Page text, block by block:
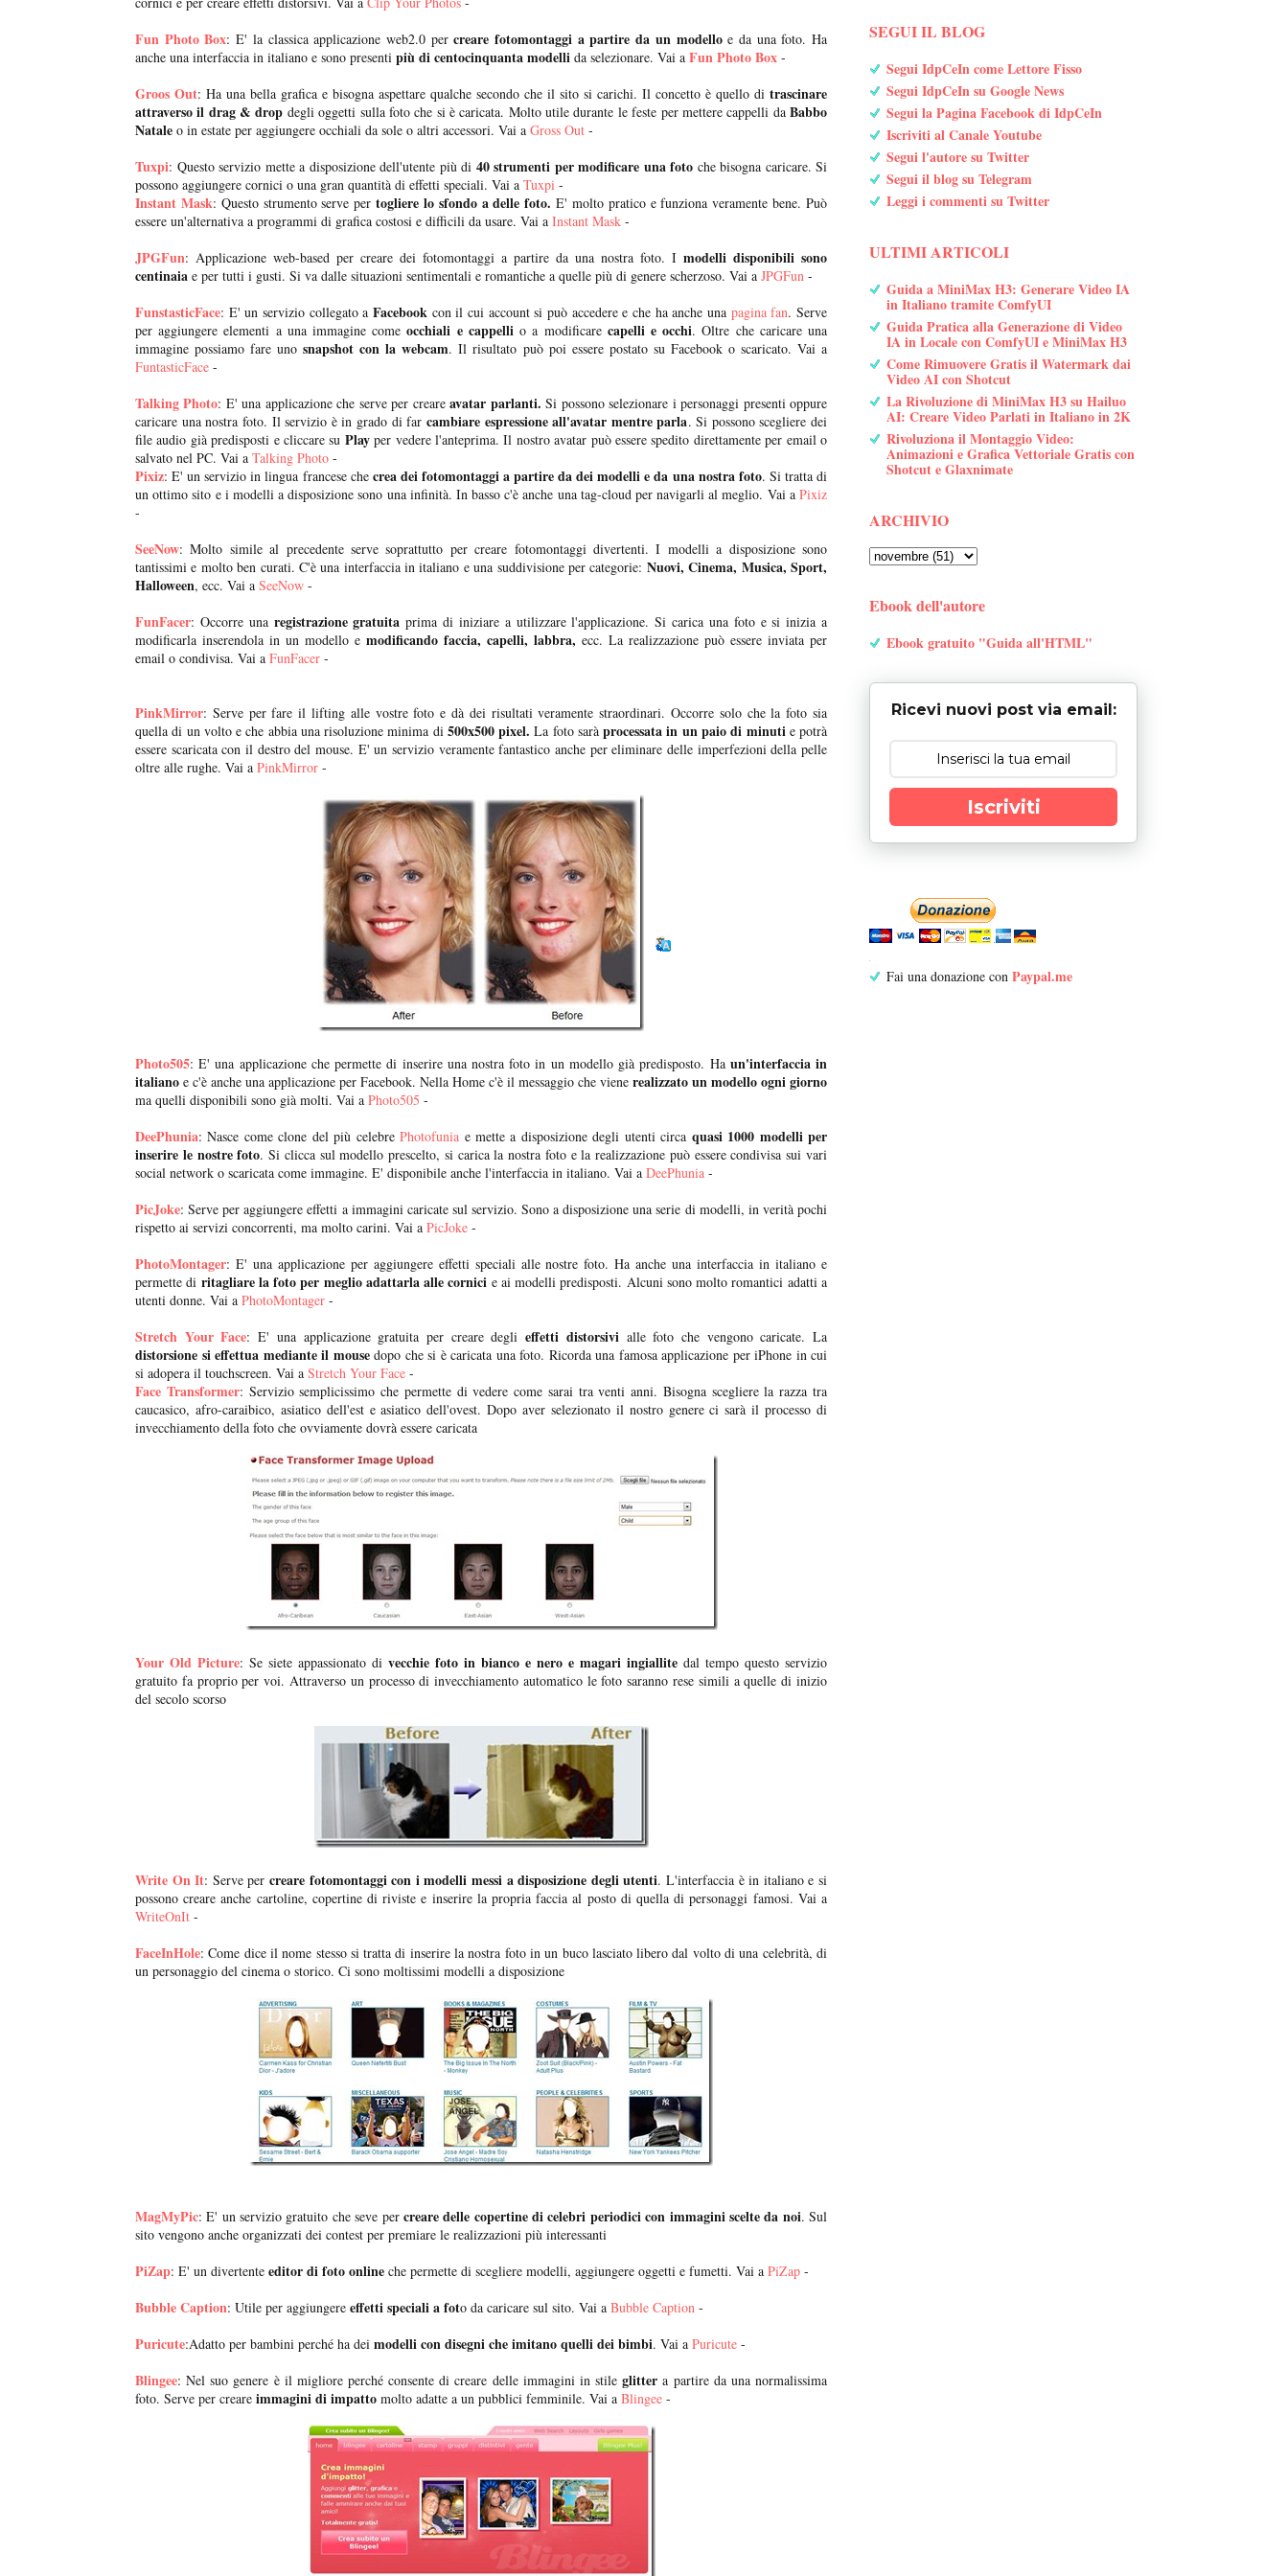
Fun Photo Box: E' la classica applicazione web2.0 percreare fotomontaggi a partire da un modelloe da una foto. Ha
anche una interfaccia in italiano e sono presenti più di centocinquanta modelli da selezionare. Vai a Fun Photo Box -
Groos Out: Ha una bella grafica e bisogna aspettare qualche secondo che il sito si carichi. Il concetto è quello di trascinare
attraverso il drag & drop degli oggetti sulla foto che si è caricata. Molto utile durante le feste per mettere cappelli daBabbo
Natale o in estate per aggiungere occhiali da sole o altri accessori. Vai a Gross Out -
Tuxpi: Questo servizio mette a disposizione dell'utente più di 40 strumenti per modificare una foto che bisogna caricare. Si
possono aggiungere cornici o una gran quantità di effetti speciali. Vai a Tuxpi -
Instant Mask: Questo strumento serve pertogliere lo sfondo a delle foto. E' molto pratico e funziona veramente bene. Può
essere un'alternativa a programmi di grafica costosi e difficili da usare. Vai a Instant Mask -
JPGFun: Applicazione web-based per creare dei fotomontaggi a partire da una nostra foto. I modelli disponibili sono
centinaia e per tutti i gusti. Si va dalle situazioni sentimentali e romantiche a quelle più di genere scherzoso. Vai a JPGFun -
FunstasticFace: E' un servizio collegato a Facebook con il cui account si può accedere e che ha anche una pagina fan. Serve
per aggiungere elementi a una immagine come occhiali e cappellio a modificarecapelli e occhi. Oltre che caricare una
immagine possiamo fare unosnapshot con la webcam. Il risultato può poi essere postato su Facebook o scaricato. Vai a
FuntasticFace -
Talking Photo: E' una applicazione che serve per creareavatar parlanti.Si possono selezionare i personaggi presenti oppure
caricare una nostra foto. Il servizio è in grado di far cambiare espressione all'avatar mentre parla. Si possono scegliere dei
file audio già predisposti e cliccare su Playper vedere l'anteprima. Il nostro avatar può essere spedito direttamente per email o
salvato nel PC. Vai a Talking Photo -
Pixiz: E' un servizio in lingua francese che crea dei fotomontaggi a partire da dei modelli e da una nostra foto. Si tratta di
un ottimo sito e i modelli a disposizione sono una infinità. In basso c'è anche una tag-cloud per navigarli al meglio. Vai a Pixiz
-
SeeNow: Molto simile al precedente serve soprattutto per creare fotomontaggi divertenti. I modelli a disposizione sono
tantissimi e molto ben curati. C'è una interfaccia in italiano e una suddivisione per categorie: Nuovi, Cinema, Musica, Sport,
Halloween, ecc. Vai a SeeNow -
FunFacer: Occorre unaregistrazione gratuita prima di iniziare a utilizzare l'applicazione. Si carica una foto e si inizia a
modificarla inserendola in un modello e modificando faccia, capelli, labbra, ecc. La realizzazione può essere inviata per
email o condivisa. Vai a FunFacer -
PinkMirror: Serve per fare il lifting alle vostre foto e dà dei risultati veramente straordinari. Occorre solo che la foto sia
quella di un volto e che abbia una risoluzione minima di 500x500 pixel. La foto saràprocessata in un paio di minutie potrà
essere scaricata con il destro del mouse. E' un servizio veramente fantastico anche per eliminare delle imperfezioni della pelle
oltre alle rughe. Vai a PinkMirror -
Photo505: E' una applicazione che permette di inserire una nostra foto in un modello già predisposto. Ha un'interfaccia in
italiano e c'è anche una applicazione per Facebook. Nella Home c'è il messaggio che viene realizzato un modello ogni giorno
ma quelli disponibili sono già molti. Vai a Photo505 -
DeePhunia: Nasce come clone del più celebrePhotofunia e mette a disposizione degli utenti circa quasi 1000 modelli per
inserire le nostre foto. Si clicca sul modello prescelto, si carica la nostra foto e la realizzazione può essere condivisa sui vari
social network o scaricata come immagine. E' disponibile anche l'interfaccia in italiano. Vai a DeePhunia -
PicJoke: Serve per aggiungere effetti a immagini caricate sul servizio. Sono a disposizione una serie di modelli, in verità pochi
rispetto ai servizi concorrenti, ma molto carini. Vai a PicJoke -
PhotoMontager: E' una applicazione per aggiungere effetti speciali alle nostre foto. Ha anche una interfaccia in italiano e
permette di ritagliare la foto per meglio adattarla alle cornici e ai modelli predisposti. Alcuni sono molto romantici adatti a
utenti donne. Vai a PhotoMontager -
Stretch Your Face: E' una applicazione gratuita per creare deglieffetti distorsivialle foto che vengono caricate. La
distorsione si effettua mediante il mouse dopo che si è caricata una foto. Ricorda una famosa applicazione per iPhone in cui
si adopera il touchscreen. Vai a Stretch Your Face -
Face Transformer: Servizio semplicissimo che permette di vedere come sarai tra venti anni. Bisogna scegliere la razza tra
caucasico, afro-caraibico, asiatico dell'est e asiatico dell'ovest. Dopo aver selezionato il nostro genere ci sarà il processo di
invecchiamento della foto che ovviamente dovrà essere caricata
Your Old Picture: Se siete appassionato di vecchie foto in bianco e nero e magari ingiallite dal tempo questo servizio
gratuito fa proprio per voi. Attraverso un processo di invecchiamento automatico le foto saranno rese simili a quelle di inizio
del secolo scorso
Write On It: Serve per creare fotomontaggi con i modelli messi a disposizione degli utenti. L'interfaccia è in italiano e si
possono creare anche cartoline, copertine di riviste e inserire la propria faccia al posto di quella di personaggi famosi. Vai a
WriteOnIt -
FaceInHole: Come dice il nome stesso si tratta di inserire la nostra foto in un buco lasciato libero dal volto di una celebrità, di
un personaggio del cinema o storico. Ci sono moltissimi modelli a disposizione
MagMyPic: E' un servizio gratuito che seve per creare delle copertine di celebri periodici con immagini scelte da noi. Sul
sito vengono anche organizzati dei contest per premiare le realizzazioni più interessanti
PiZap: E' un divertente editor di foto online che permette di scegliere modelli, aggiungere oggetti e fumetti. Vai a PiZap -
Bubble Caption: Utile per aggiungere effetti speciali a foto da caricare sul sito. Vai a Bubble Caption -
Puricute:Adatto per bambini perché ha dei modelli con disegni che imitano quelli dei bimbi. Vai a Puricute -
Blingee: Nel suo genere è il migliore perché consente di creare delle immagini in stileglitter a partire da una normalissima
foto. Serve per creare immagini di impatto molto adatte a un pubblici femminile. Vai a Blingee -
SEGUI IL BLOG
Segui IdpCeIn come Lettore Fisso
Segui IdpCeIn su Google News
Segui la Pagina Facebook di IdpCeIn
Iscriviti al Canale Youtube
Segui l'autore su Twitter
Segui il blog su Telegram
Leggi i commenti su Twitter
ULTIMI ARTICOLI
Guida a MiniMax H3: Generare Video IA
in Italiano tramite ComfyUI
Guida Pratica alla Generazione di Video
IA in Locale con ComfyUI e MiniMax H3
Come Rimuovere Gratis il Watermark dai
Video AI con Shotcut
La Rivoluzione di MiniMax H3 su Hailuo
AI: Creare Video Parlati in Italiano in 2K
Rivoluziona il Montaggio Video:
Animazioni e Grafica Vettoriale Gratis con
Shotcut e Glaxnimate
ARCHIVIO
Ebook dell'autore
Ebook gratuito "Guida all'HTML"
Ricevi nuovi post via email:
Iscriviti
Fai una donazione con Paypal.me